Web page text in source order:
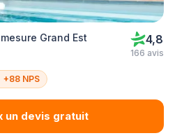
Grand Est 4,8
166 avis
+88 NPS
un devis gratuit